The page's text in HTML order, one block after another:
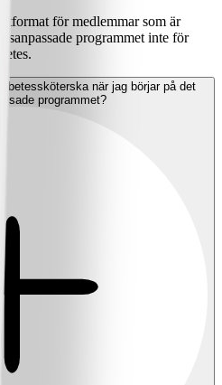
för medlemmar som är
programmet inte för
när jag börjar på det
programmet?